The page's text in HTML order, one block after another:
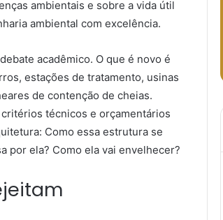
ambientais e sobre a vida útil
ambiental com excelência.
acadêmico. O que é novo é
estações de tratamento, usinas
de contenção de cheias.
técnicos e orçamentários
Como essa estrutura se
por ela? Como ela vai envelhecer?